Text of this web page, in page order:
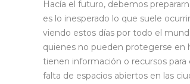
Hacía el futuro, debemos
es lo inesperado lo que suele
viendo estos días por todo el
quienes no pueden protegerse en
tienen información o recursos para
falta de espacios abiertos en las